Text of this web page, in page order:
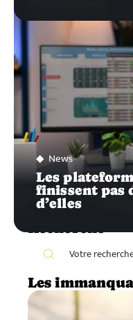
News
Les
finissent pas
d’elles
Recherche
Les